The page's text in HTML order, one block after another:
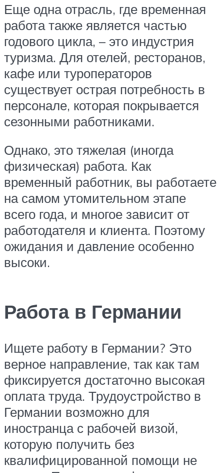
Еще одна отрасль, где временная
работа также является частью
годового цикла, – это индустрия
туризма. Для отелей, ресторанов,
кафе или туроператоров
существует острая потребность в
персонале, которая покрывается
сезонными работниками.
Однако, это тяжелая (иногда
физическая) работа. Как
временный работник, вы работаете
на самом утомительном этапе
всего года, и многое зависит от
работодателя и клиента. Поэтому
ожидания и давление особенно
высоки.
Работа в Германии
Ищете работу в Германии? Это
верное направление, так как там
фиксируется достаточно высокая
оплата труда. Трудоустройство в
Германии возможно для
иностранца с рабочей визой,
которую получить без
квалифицированной помощи не